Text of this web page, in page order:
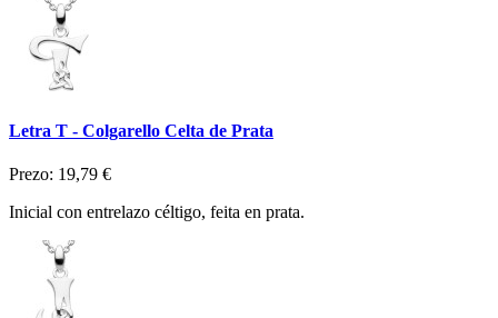
Letra T - Colgarello Celta de Prata
Prezo: 19,79 €
Inicial con entrelazo céltigo, feita en prata.